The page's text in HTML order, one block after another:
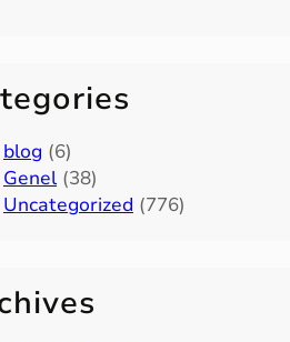
blog (6)
Genel (38)
Uncategorized (776)